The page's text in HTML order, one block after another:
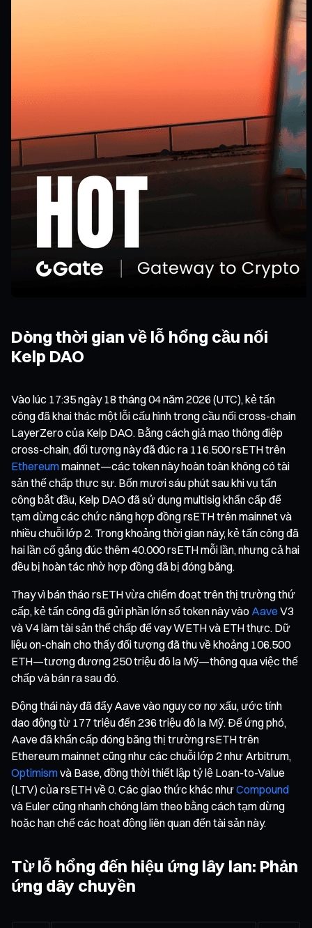
Dòng thời gian về lỗ hổng cầu nối
Kelp DAO
Vào lúc 17:35 ngày 18 tháng 04 năm 2026 (UTC), kẻ tấn
công đã khai thác một lỗi cấu hình trong cầu nối cross-chain
LayerZero của Kelp DAO. Bằng cách giả mạo thông điệp
cross-chain, đối tượng này đã đúc ra 116.500 rsETH trên
Ethereummainnet—các token này hoàn toàn không có tài
sản thế chấp thực sự. Bốn mươi sáu phút sau khi vụ tấn
công bắt đầu, Kelp DAO đã sử dụng multisig khẩn cấp để
tạm dừng các chức năng hợp đồng rsETH trên mainnet và
nhiều chuỗi lớp 2. Trong khoảng thời gian này, kẻ tấn công đã
hai lần cố gắng đúc thêm 40.000 rsETH mỗi lần, nhưng cả hai
đều bị hoàn tác nhờ hợp đồng đã bị đóng băng.
Thay vì bán tháo rsETH vừa chiếm đoạt trên thị trường thứ
cấp, kẻ tấn công đã gửi phần lớn số token này vào Aave V3
và V4 làm tài sản thế chấp để vay WETH và ETH thực. Dữ
liệu on-chain cho thấy đối tượng đã thu về khoảng 106.500
ETH—tương đương 250 triệu đô la Mỹ—thông qua việc thế
chấp và bán ra sau đó.
Động thái này đã đẩy Aave vào nguy cơ nợ xấu, ước tính
dao động từ 177 triệu đến 236 triệu đô la Mỹ. Để ứng phó,
Aave đã khẩn cấp đóng băng thị trường rsETH trên
Ethereum mainnet cũng như các chuỗi lớp 2 như Arbitrum,
Optimismvà Base, đồng thời thiết lập tỷ lệ Loan-to-Value
(LTV) của rsETH về 0. Các giao thức khác nhưCompound
và Euler cũng nhanh chóng làm theo bằng cách tạm dừng
hoặc hạn chế các hoạt động liên quan đến tài sản này.
Từ lỗ hổng đến hiệu ứng lây lan: Phản
ứng dây chuyền